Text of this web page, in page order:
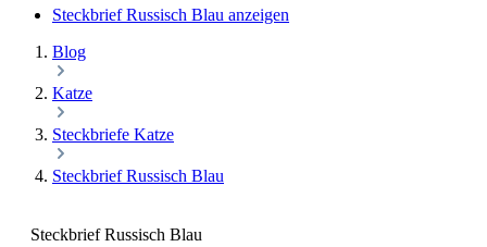
Steckbrief Russisch Blau anzeigen
Blog
Katze
Steckbriefe Katze
Steckbrief Russisch Blau
Steckbrief Russisch Blau